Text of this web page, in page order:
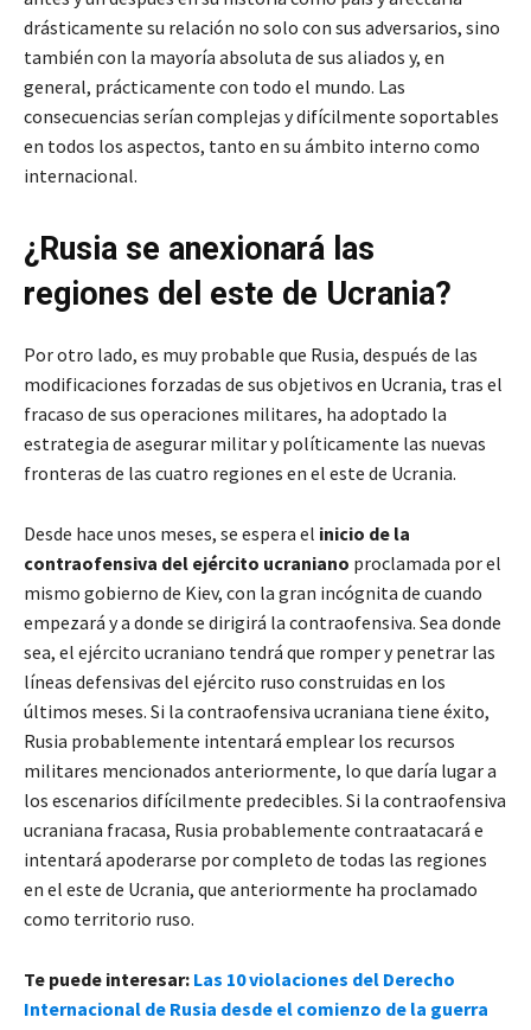
drásticamente su relación no solo con sus adversarios, sino
también con la mayoría absoluta de sus aliados y, en
general, prácticamente con todo el mundo. Las
consecuencias serían complejas y difícilmente soportables
en todos los aspectos, tanto en su ámbito interno como
internacional.
¿Rusia se anexionará las
regiones del este de Ucrania?
Por otro lado, es muy probable que Rusia, después de las
modificaciones forzadas de sus objetivos en Ucrania, tras el
fracaso de sus operaciones militares, ha adoptado la
estrategia de asegurar militar y políticamente las nuevas
fronteras de las cuatro regiones en el este de Ucrania.
Desde hace unos meses, se espera el inicio de la
contraofensiva del ejército ucraniano proclamada por el
mismo gobierno de Kiev, con la gran incógnita de cuando
empezará y a donde se dirigirá la contraofensiva. Sea donde
sea, el ejército ucraniano tendrá que romper y penetrar las
líneas defensivas del ejército ruso construidas en los
últimos meses. Si la contraofensiva ucraniana tiene éxito,
Rusia probablemente intentará emplear los recursos
militares mencionados anteriormente, lo que daría lugar a
los escenarios difícilmente predecibles. Si la contraofensiva
ucraniana fracasa, Rusia probablemente contraatacará e
intentará apoderarse por completo de todas las regiones
en el este de Ucrania, que anteriormente ha proclamado
como territorio ruso.
Te puede interesar: Las 10 violaciones del Derecho
Internacional de Rusia desde el comienzo de la guerra